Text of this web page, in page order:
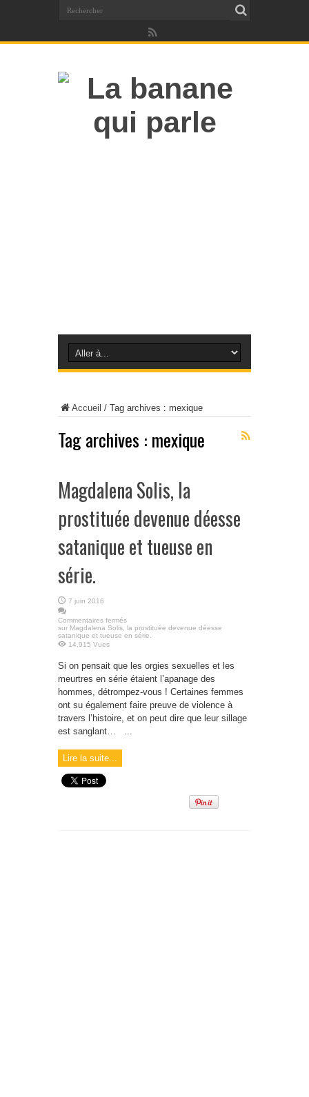
Accueil / Tag archives : mexique
Tag archives : mexique
Magdalena Solis, la
prostituée devenue déesse
satanique et tueuse en
série.
7 juin 2016
Commentaires fermés
sur Magdalena Solis, la prostituée devenue déesse
satanique et tueuse en série.
14,915 Vues
Si on pensait que les orgies sexuelles et les
meurtres en série étaient l’apanage des
hommes, détrompez-vous ! Certaines femmes
ont su également faire preuve de violence à
travers l’histoire, et on peut dire que leur sillage
est sanglant… ...
Lire la suite...